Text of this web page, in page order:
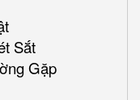
Sắt
Gặp